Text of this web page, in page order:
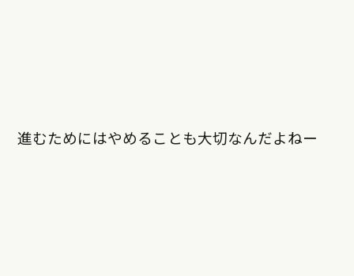
進むためにはやめることも大切なんだよねー